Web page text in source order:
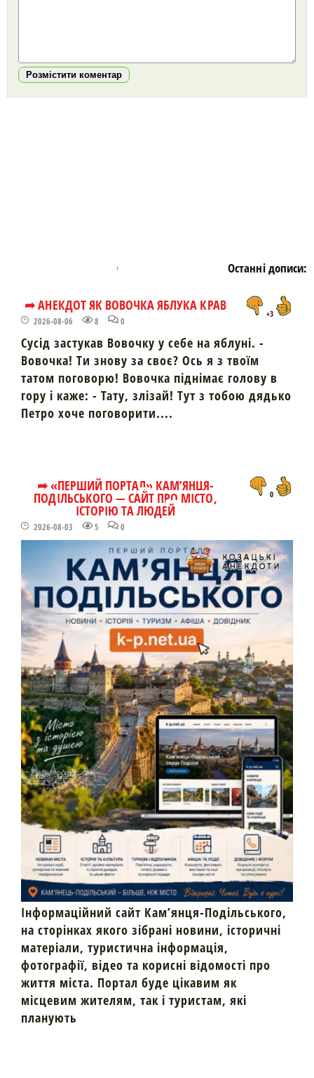
Розмістити коментар
Останні дописи:
➦ АНЕКДОТ ЯК ВОВОЧКА ЯБЛУКА КРАВ
2026-08-06 8 0
+3
Сусід застукав Вовочку у себе на яблуні. -
Вовочка! Ти знову за своє? Ось я з твоїм
татом поговорю! Вовочка піднімає голову в
гору і каже: - Тату, злізай! Тут з тобою дядько
Петро хоче поговорити....
➦ «ПЕРШИЙ ПОРТАЛ» КАМ’ЯНЦЯ-
ПОДІЛЬСЬКОГО — САЙТ ПРО МІСТО,
ІСТОРІЮ ТА ЛЮДЕЙ
2026-08-03 5 0
0
Інформаційний сайт Кам’янця-Подільського,
на сторінках якого зібрані новини, історичні
матеріали, туристична інформація,
фотографії, відео та корисні відомості про
життя міста. Портал буде цікавим як
місцевим жителям, так і туристам, які
планують